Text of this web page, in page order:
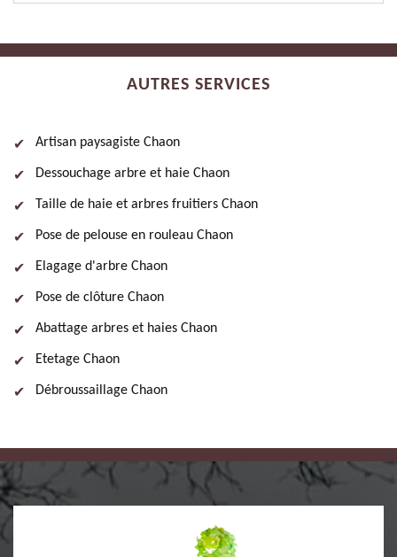
AUTRES SERVICES
Artisan paysagiste Chaon
Dessouchage arbre et haie Chaon
Taille de haie et arbres fruitiers Chaon
Pose de pelouse en rouleau Chaon
Elagage d'arbre Chaon
Pose de clôture Chaon
Abattage arbres et haies Chaon
Etetage Chaon
Débroussaillage Chaon